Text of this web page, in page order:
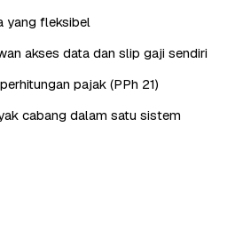
yang fleksibel
akses data dan slip gaji sendiri
pajak (PPh 21)
cabang dalam satu sistem